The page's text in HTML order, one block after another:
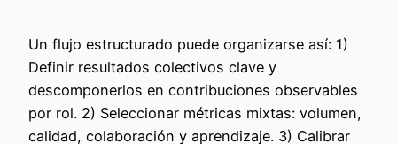
Un flujo estructurado puede organizarse así: 1)
Definir resultados colectivos clave y
descomponerlos en contribuciones observables
por rol. 2) Seleccionar métricas mixtas: volumen,
calidad, colaboración y aprendizaje. 3) Calibrar